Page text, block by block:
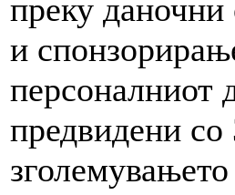
преку
и
персоналниот
предвидени